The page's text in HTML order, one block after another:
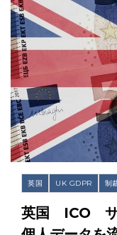
英国 UK GDPR 制
英国 ICO サ